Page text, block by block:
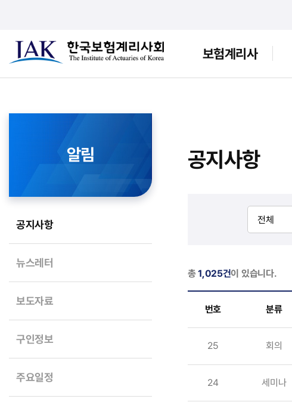
보험계리사
알림
공지사항
뉴스레터
보도자료
구인정보
주요일정
공지사항
총1,025건이 있습니다.
번호 분류
25 회의
24 세미나